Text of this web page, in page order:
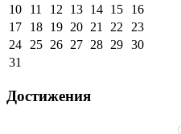
10
11 12 13 14 15
16
17
18 19 20 21 22 23
24 25 26 27 28 29 30
31
Достижения